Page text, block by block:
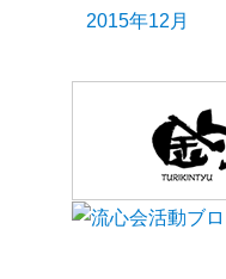
2015年12月